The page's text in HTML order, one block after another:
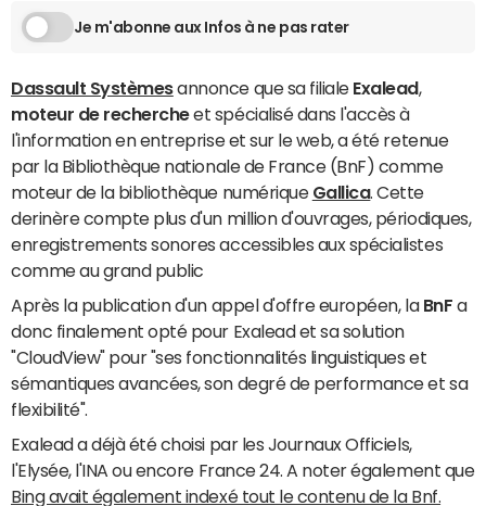
Je m'abonne aux Infos à ne pas rater
Dassault Systèmesannonce que sa filiale Exalead ,
moteur de rechercheet spécialisé dans l'accès à
l'information en entreprise et sur le web, a été retenue
par la Bibliothèque nationale de France (BnF) comme
moteur de la bibliothèque numérique Gallica. Cette
derinère compte plus d'un million d'ouvrages, périodiques,
enregistrements sonores accessibles aux spécialistes
comme au grand public
Après la publication d'un appel d'offre européen, la BnF a
donc finalement opté pour Exalead et sa solution
"CloudView" pour "ses fonctionnalités linguistiques et
sémantiques avancées, son degré de performance et sa
flexibilité".
Exalead a déjà été choisi par les Journaux Officiels,
l'Elysée, l'INA ou encore France 24. A noter également que
Bing avait également indexé tout le contenu de la Bnf.